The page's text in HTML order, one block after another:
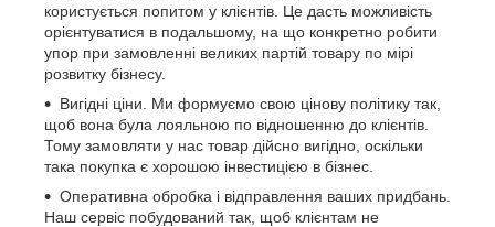
користується попитом у клієнтів. Це дасть можливість
орієнтуватися в подальшому, на що конкретно робити
упор при замовленні великих партій товару по мірі
розвитку бізнесу.
Вигідні ціни. Ми формуємо свою цінову політику так,
щоб вона була лояльною по відношенню до клієнтів.
Тому замовляти у нас товар дійсно вигідно, оскільки
така покупка є хорошою інвестицією в бізнес.
Оперативна обробка і відправлення ваших придбань.
Наш сервіс побудований так, щоб клієнтам не